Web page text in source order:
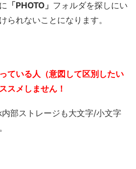
「PHOTO」 フォルダを探しにい
られないことになります。
ている人（意図して区別したい
スメしません！
部ストレージも大文字/小文字